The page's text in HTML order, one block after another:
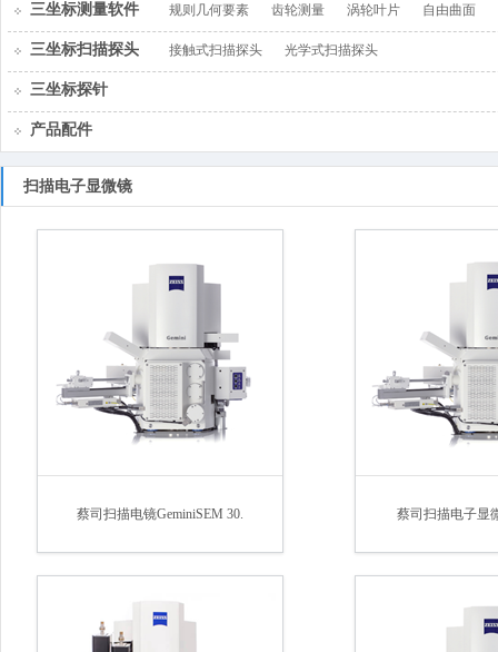
三坐标测量软件 规则几何要素 齿轮测量 涡轮叶片 自由曲面
三坐标扫描探头 接触式扫描探头 光学式扫描探头
三坐标探针
产品配件
扫描电子显微镜
蔡司扫描电镜GeminiSEM 30. 蔡司扫描电子显